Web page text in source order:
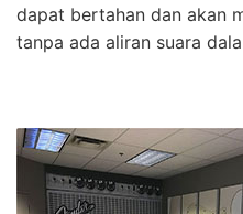
dapat bertahan dan akan
tanpa ada aliran suara